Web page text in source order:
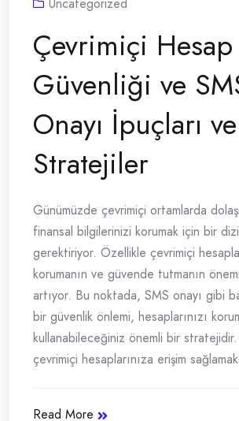
Uncategorized
Çevrimiçi Hesap
Güvenliği ve
Onayı İpuçları ve
Stratejiler
Günümüzde çevrimiçi ortamlarda
finansal bilgilerinizi korumak için bir
gerektiriyor. Özellikle çevrimiçi
korumanın ve güvende tutmanın
artıyor. Bu noktada, SMS onayı gibi
bir güvenlik önlemi, hesaplarınızı
kullanabileceğiniz önemli bir stratejidir.
çevrimiçi hesaplarınıza erişim
Read More